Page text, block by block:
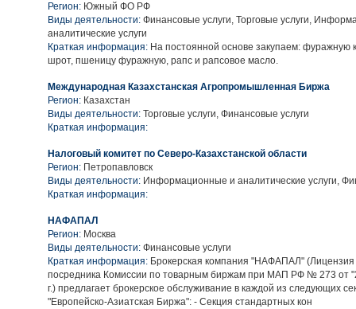
Регион: Южный ФО РФ
Виды деятельности: Финансовые услуги, Торговые услуги,
аналитические услуги
Краткая информация: На постоянной основе закупаем: фуражную
шрот, пшеницу фуражную, рапс и рапсовое масло.
Международная Казахстанская Агропромышленная Биржа
Регион: Казахстан
Виды деятельности: Торговые услуги, Финансовые услуги
Краткая информация:
Налоговый комитет по Северо-Казахстанской области
Регион: Петропавловск
Виды деятельности: Информационные и аналитические услуги,
Краткая информация:
НАФАПАЛ
Регион: Москва
Виды деятельности: Финансовые услуги
Краткая информация: Брокерская компания "НАФАПАЛ" (Лицензия
посредника Комиссии по товарным биржам при МАП РФ № 273 от
г.) предлагает брокерское обслуживание в каждой из следующих
"Европейско-Азиатская Биржа": - Секция стандартных кон